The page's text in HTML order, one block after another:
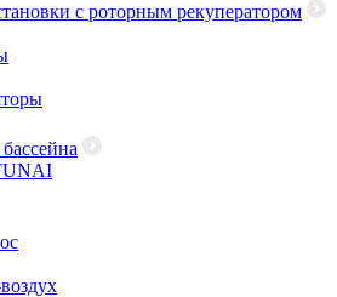
с роторным рекуператором